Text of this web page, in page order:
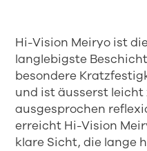
Hi-Vision Meiryo ist
langlebigste
besondere
und ist äusserst
ausgesprochen
erreicht Hi-Vision
klare Sicht, die lange